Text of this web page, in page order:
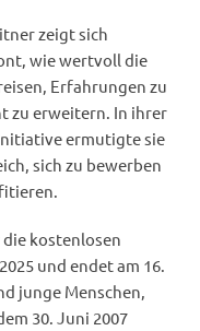
zeigt sich
wie wertvoll die
Erfahrungen zu
zu erweitern. In ihrer
ermutigte sie
sich zu bewerben
kostenlosen
und endet am 16.
junge Menschen,
30. Juni 2007